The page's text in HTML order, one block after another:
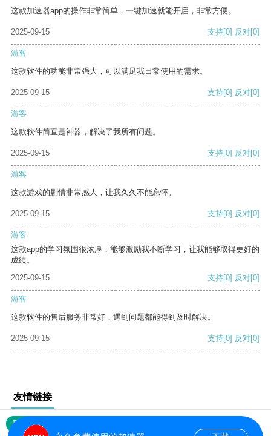
这款加速器app的操作非常简单，一键加速就能开启，非常方便。
2025-09-15 支持[0] 反对[0]
游客
这款软件的功能非常强大，可以满足我日常使用的需求。
2025-09-15 支持[0] 反对[0]
游客
这款软件简直是神器，解决了我所有问题。
2025-09-15 支持[0] 反对[0]
游客
这款游戏的剧情非常感人，让我久久不能忘怀。
2025-09-15 支持[0] 反对[0]
游客
这款app的学习氛围很浓厚，能够激励我不断学习，让我能够取得更好的
成绩。
2025-09-15
支持[0] 反对[0]
游客
这款软件的售后服务非常好，遇到问题都能得到及时解决。
2025-09-15 支持[0] 反对[0]
友情链接
网站地图